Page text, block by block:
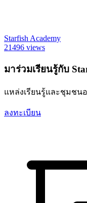
Starfish Academy
21496 views
มาร่วมเรียนรู้กับ
แหล่งเรียนรู้และชุมชน
ลงทะเบียน